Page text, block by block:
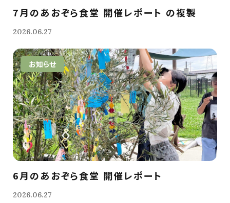
7月のあおぞら食堂 開催レポート の複製
2026.06.27
お知らせ
6月のあおぞら食堂 開催レポート
2026.06.27